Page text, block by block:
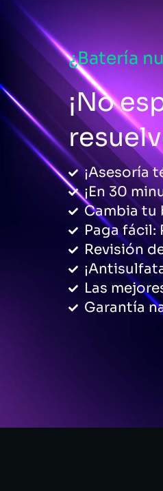
¿Batería
¡No
¡Asesoría
¡En 30
Cambia tu
Paga fácil:
Revisión
Las
Garantía